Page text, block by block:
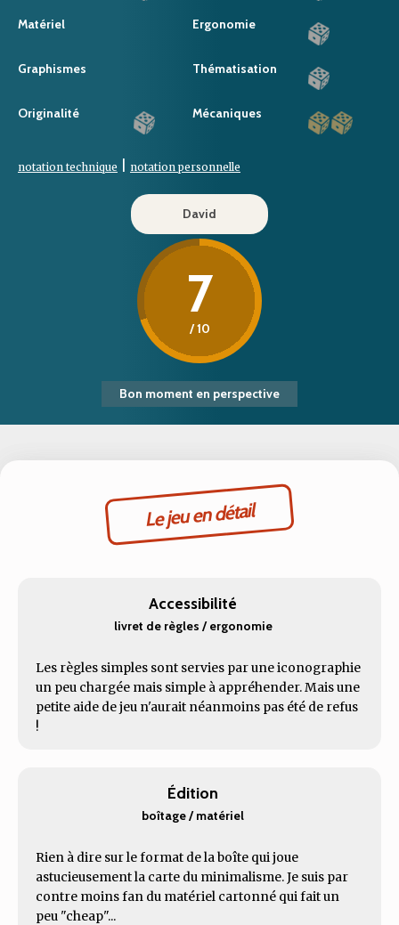
Matériel Ergonomie
Graphismes Thématisation
Originalité Mécaniques
notation technique notation personnelle
David
7
/ 10
Bon moment en perspective
Le jeu en détail
Accessibilité
livret de règles / ergonomie
Les règles simples sont servies par une iconographie
un peu chargée mais simple à appréhender. Mais une
petite aide de jeu n'aurait néanmoins pas été de refus
!
Édition
boîtage / matériel
Rien à dire sur le format de la boîte qui joue
astucieusement la carte du minimalisme. Je suis par
contre moins fan du matériel cartonné qui fait un
peu "cheap"...